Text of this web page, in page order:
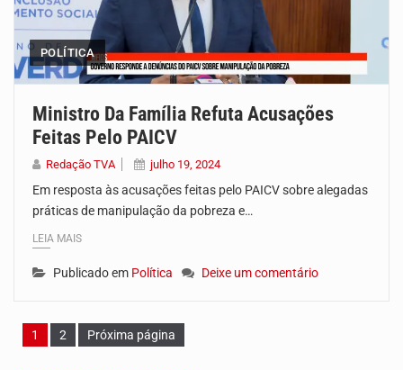
POLÍTICA
Ministro Da Família Refuta Acusações
Feitas Pelo PAICV
Redação TVA julho 19, 2024
Em resposta às acusações feitas pelo PAICV sobre alegadas
práticas de manipulação da pobreza e…
LEIA MAIS
Publicado em Política Deixe um comentário
Página
1 Página
2 Próxima página